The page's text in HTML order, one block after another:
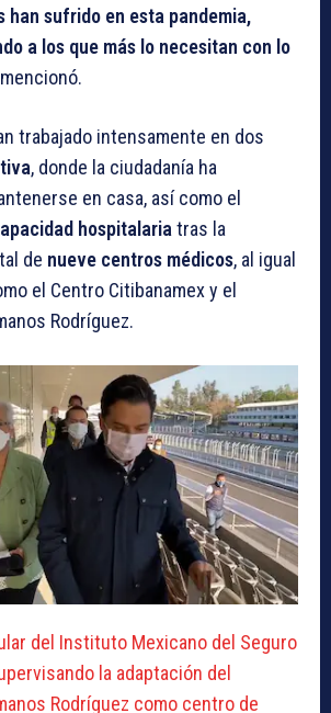
han sufrido en esta pandemia,
a los que más lo necesitan con lo
trabajado intensamente en dos
, donde la ciudadanía ha
en casa, así como el
hospitalaria tras la
de nueve centros médicos, al igual
el Centro Citibanamex y el
Rodríguez.
del Instituto Mexicano del Seguro
la adaptación del
Rodríguez como centro de